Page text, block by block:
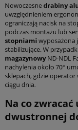
Nowoczesnedrabiny
uwzględnieniem
ograniczają nacisk na
podczas montażu lub
stopniami wyposażona
stabilizujące. W
magazynowyND-NDL
nachylenia około 70°
sklepach, gdzie
ciągu dnia.
Na co
dwustronnej